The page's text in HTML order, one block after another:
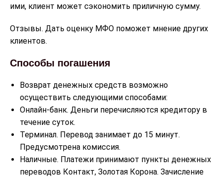
ими, клиент может сэкономить приличную сумму.
Отзывы. Дать оценку МФО поможет мнение других
клиентов.
Способы погашения
Возврат денежных средств возможно
осуществить следующими способами:
Онлайн-банк. Деньги перечисляются кредитору в
течение суток.
Терминал. Перевод занимает до 15 минут.
Предусмотрена комиссия.
Наличные. Платежи принимают пункты денежных
переводов Контакт, Золотая Корона. Зачисление